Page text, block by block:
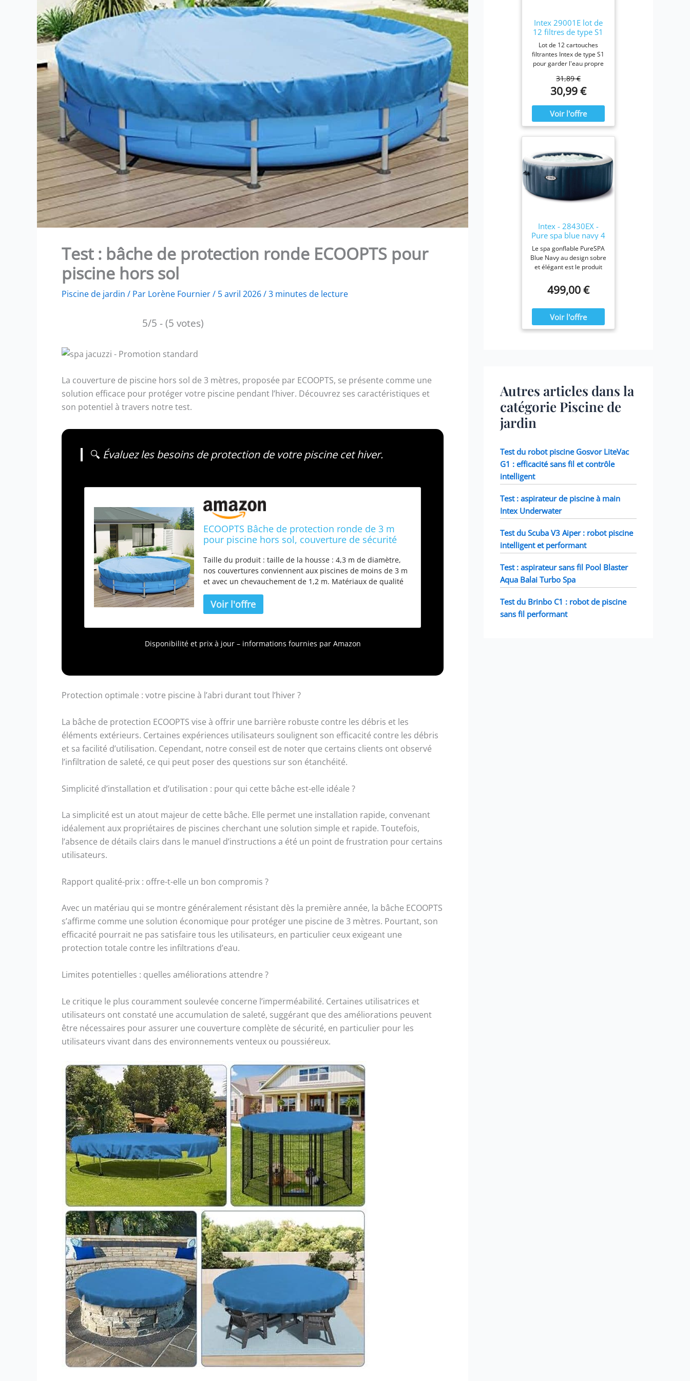
Test : bâche de protection ronde ECOOPTS pour
piscine hors sol
Piscine de jardin / Par Lorène Fournier/ 5 avril 2026/3 minutes de lecture
5/5 - (5 votes)
La couverture de piscine hors sol de 3 mètres, proposée par ECOOPTS, se présente comme une
solution efficace pour protéger votre piscine pendant l’hiver. Découvrez ses caractéristiques et
son potentiel à travers notre test.
🔍 Évaluez les besoins de protection de votre piscine cet hiver.
ECOOPTS Bâche de protection ronde de 3 m
pour piscine hors sol, couverture de sécurité
Taille du produit : taille de la housse : 4,3 m de diamètre,
nos couvertures conviennent aux piscines de moins de 3 m
et avec un chevauchement de 1,2 m. Matériaux de qualité
polyéthylène de haute qualité, durable et plus solide pour
une utilisation à long terme. Protection parfaite : notre
plein air, gardant votre piscine propre. Facile à utiliser :
domestiques ne sont pas autorisés à se tenir debout sur la
chaque occasion de faire de notre mieux pour apporter à
moindre problème lorsque vous recevez ou utilisez nos
produits, n'hésitez pas à nous contacter et nous sommes
toujours sincèrement pour résoudre votre problème dès la
première fois.
Disponibilité et prix à jour – informations fournies par Amazon
Protection optimale : votre piscine à l’abri durant tout l’hiver ?
La bâche de protection ECOOPTS vise à offrir une barrière robuste contre les débris et les
éléments extérieurs. Certaines expériences utilisateurs soulignent son efficacité contre les débris
et sa facilité d’utilisation. Cependant, notre conseil est de noter que certains clients ont observé
l’infiltration de saleté, ce qui peut poser des questions sur son étanchéité.
Simplicité d’installation et d’utilisation : pour qui cette bâche est-elle idéale ?
La simplicité est un atout majeur de cette bâche. Elle permet une installation rapide, convenant
idéalement aux propriétaires de piscines cherchant une solution simple et rapide. Toutefois,
l’absence de détails clairs dans le manuel d’instructions a été un point de frustration pour certains
utilisateurs.
Rapport qualité-prix : offre-t-elle un bon compromis ?
Avec un matériau qui se montre généralement résistant dès la première année, la bâche ECOOPTS
s’affirme comme une solution économique pour protéger une piscine de 3 mètres. Pourtant, son
efficacité pourrait ne pas satisfaire tous les utilisateurs, en particulier ceux exigeant une
protection totale contre les infiltrations d’eau.
Limites potentielles : quelles améliorations attendre ?
Le critique le plus couramment soulevée concerne l’imperméabilité. Certaines utilisatrices et
utilisateurs ont constaté une accumulation de saleté, suggérant que des améliorations peuvent
être nécessaires pour assurer une couverture complète de sécurité, en particulier pour les
utilisateurs vivant dans des environnements venteux ou poussiéreux.
Intex 29001E lot de
12 filtres de type S1
Lot de 12 cartouches
filtrantes Intex de type S1
pour garder l'eau propre
efficacité maximale,
nettoyez les cartouches
remplacez-les une fois par
mois ou plus tôt Il est
fabriqué avec du papier
Dacron résistant facile à
filtration ultime.
Fonctionne avec tous les
modèles Intex PureSpa y
compris 28403E, 28407E,
28443E, 28453E, 28421E,
28423E, 28413E, et
31,89 €
30,99 €
Intex - 28430EX -
Pure spa blue navy 4
places
Le spa gonflable PureSPA
Blue Navy au design sobre
et élégant est le produit
tout au long de l'année.
Ressourcez-vous à la
hiver, confortablement
installé dans votre spa
Blue Navy.
499,00 €
Autres articles dans la
catégorie Piscine de
jardin
Test du robot piscine Gosvor LiteVac
G1 : efficacité sans fil et contrôle
intelligent
Test : aspirateur de piscine à main
Intex Underwater
Test du Scuba V3 Aiper : robot piscine
intelligent et performant
Test : aspirateur sans fil Pool Blaster
Aqua Balai Turbo Spa
Test du Brinbo C1 : robot de piscine
sans fil performant